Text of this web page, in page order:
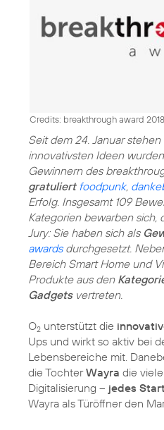
Credits: breakthrough award 2018
Seit dem 24. Januar
innovativsten Ideen
Gewinnern des
gratuliert foodpunk,
Erfolg. Insgesamt 109
Kategorien bewarben sich,
Jury: Sie haben sich als
awardsdurchgesetzt.
Bereich Smart Home und
Produkte aus den
Gadgetsvertreten.
O2 unterstützt die
Ups und wirkt so aktiv bei
Lebensbereiche mit.
die TochterWayra die
Digitalisierung – jedes
Wayra als Türöffner den